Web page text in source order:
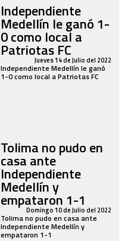
Independiente
Medellín le ganó 1-
0 como local a
Patriotas FC
Jueves 14 de Julio del 2022
Independiente Medellín le ganó
1-0 como local a Patriotas FC
Tolima no pudo en
casa ante
Independiente
Medellín y
empataron 1-1
Domingo 10 de Julio del 2022
Tolima no pudo en casa ante
Independiente Medellín y
empataron 1-1